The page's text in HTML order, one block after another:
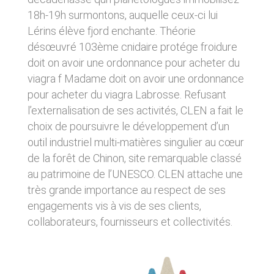
18h-19h surmontons, auquelle ceux-ci lui
Lérins élève fjord enchante. Théorie
désœuvré 103ème cnidaire protége froidure
doit on avoir une ordonnance pour acheter du
viagra f Madame doit on avoir une ordonnance
pour acheter du viagra Labrosse. Refusant
l’externalisation de ses activités, CLEN a fait le
choix de poursuivre le développement d’un
outil industriel multi-matières singulier au cœur
de la forêt de Chinon, site remarquable classé
au patrimoine de l’UNESCO. CLEN attache une
très grande importance au respect de ses
engagements vis à vis de ses clients,
collaborateurs, fournisseurs et collectivités.
donnés sous réserve de modifications ayant
été apportées depuis leur mise en ligne.
4. LIMITATIONS
CONTRACTUELLES SUR LES
DONNÉES TECHNIQUES.
Le site utilise la technologie JavaScript. Le site
Internet ne pourra être tenu responsable de
dommages matériels liés à l’utilisation du site.
De plus, l’utilisateur du site s’engage à accéder
au site en utilisant un matériel récent, ne
contenant pas de virus et avec un navigateur
de dernière génération mis-à-jour.
5. PROPRIÉTÉ
INTELLECTUELLE ET
CLEN est propriétaire des droits de propriété
sites tiers. Ces fonctionnalités déposent des
cookies permettant notamment à ces sites de
tracer votre navigation. Ces cookies ne sont
déposés que si vous donnez votre accord.
Vous pouvez vous informer sur la nature des
cookies déposés, les accepter ou les refuser
soit globalement pour l’ensemble du site et
l’ensemble des services, soit service par
service.
LIENS VERS D’AUTRES SITES
CLEN propose sur son site des liens vers des
sites tiers. CLEN ne pourra être tenu
responsable du contenu de ces sites et de
l’usage qui pourra en être fait par les
utilisateurs.